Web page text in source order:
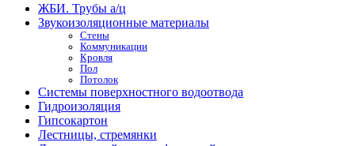
ЖБИ. Трубы а/ц
Звукоизоляционные материалы
Стены
Коммуникации
Кровля
Пол
Потолок
Системы поверхностного водоотвода
Гидроизоляция
Гипсокартон
Лестницы, стремянки